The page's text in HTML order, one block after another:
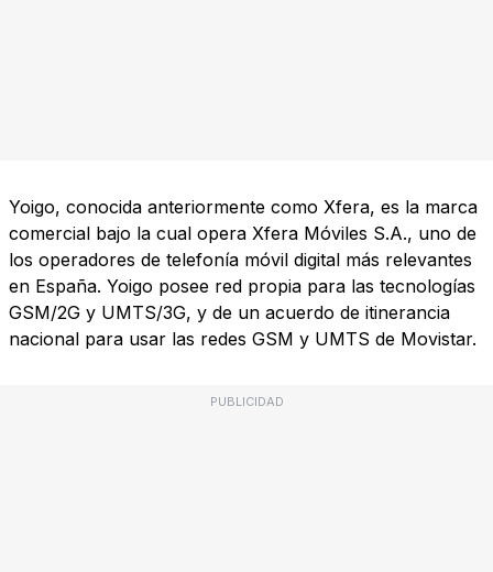
Yoigo, conocida anteriormente como Xfera, es la marca
comercial bajo la cual opera Xfera Móviles S.A., uno de
los operadores de telefonía móvil digital más relevantes
en España. Yoigo posee red propia para las tecnologías
GSM/2G y UMTS/3G, y de un acuerdo de itinerancia
nacional para usar las redes GSM y UMTS de Movistar.
PUBLICIDAD